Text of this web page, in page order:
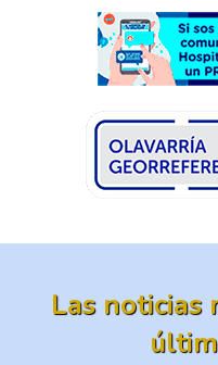
Las noticias